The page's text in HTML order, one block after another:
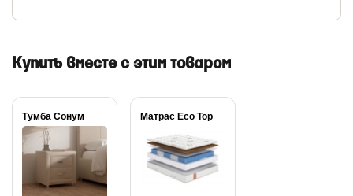
Купить вместе с этим товаром
Тумба Сонум Матрас Eco Top